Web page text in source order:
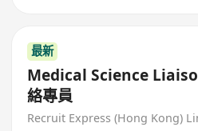
最新
Medical Science
絡專員
Recruit Express (Hong Kong)